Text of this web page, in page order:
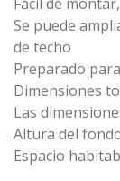
Se puede
de techo
Preparado
Dimensiones
Las
Altura del
Espacio